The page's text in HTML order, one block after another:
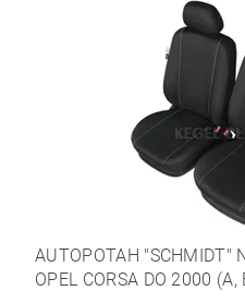
AUTOPOTAH "SCHMIDT"
OPEL CORSA DO 2000 (A,